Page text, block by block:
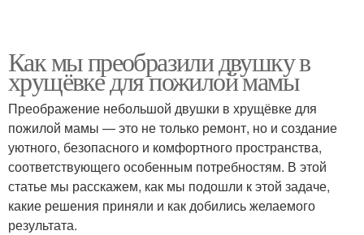
Как мы преобразили двушку в
хрущёвке для пожилой мамы
Преображение небольшой двушки в хрущёвке для
пожилой мамы — это не только ремонт, но и создание
уютного, безопасного и комфортного пространства,
соответствующего особенным потребностям. В этой
статье мы расскажем, как мы подошли к этой задаче,
какие решения приняли и как добились желаемого
результата.